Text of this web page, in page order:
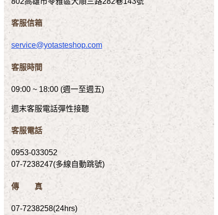
客服信箱
service@yotasteshop.com
客服時間
09:00 ~ 18:00 (週一至週五)
週末客服電話彈性接聽
客服電話
0953-033052
07-7238247(多線自動跳號)
傳 真
07-7238258(24hrs)